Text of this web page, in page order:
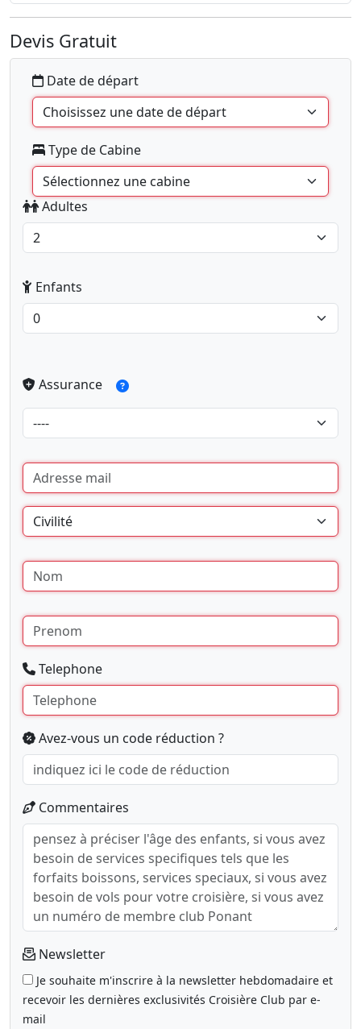
Devis Gratuit
Date de départ
Type de Cabine
Adultes
Enfants
Assurance
Telephone
Avez-vous un code réduction ?
Commentaires
Newsletter
Je souhaite m'inscrire à la newsletter hebdomadaire et
recevoir les dernières exclusivités Croisière Club par e-
mail